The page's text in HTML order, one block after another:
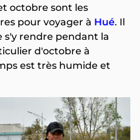
octobre sont les
pour voyager à Hué. Il
s'y rendre pendant la
d'octobre à
est très humide et